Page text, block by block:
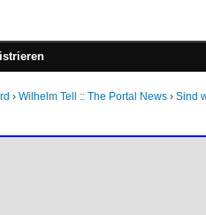
› Wilhelm Tell :: The Portal News › Sind